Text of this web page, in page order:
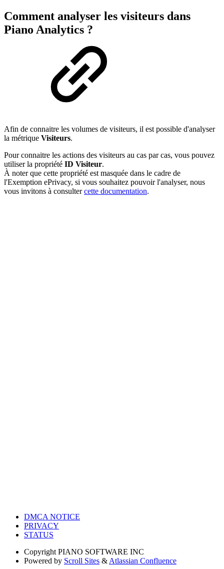
Comment analyser les visiteurs dans
Piano Analytics ?
Afin de connaitre les volumes de visiteurs, il est possible d'analyser
la métrique Visiteurs.
Pour connaitre les actions des visiteurs au cas par cas, vous pouvez
utiliser la propriété ID Visiteur.
À noter que cette propriété est masquée dans le cadre de
l'Exemption ePrivacy, si vous souhaitez pouvoir l'analyser, nous
vous invitons à consultercette documentation.
DMCA NOTICE
PRIVACY
STATUS
Copyright PIANO SOFTWARE INC
Powered by Scroll Sites & Atlassian Confluence